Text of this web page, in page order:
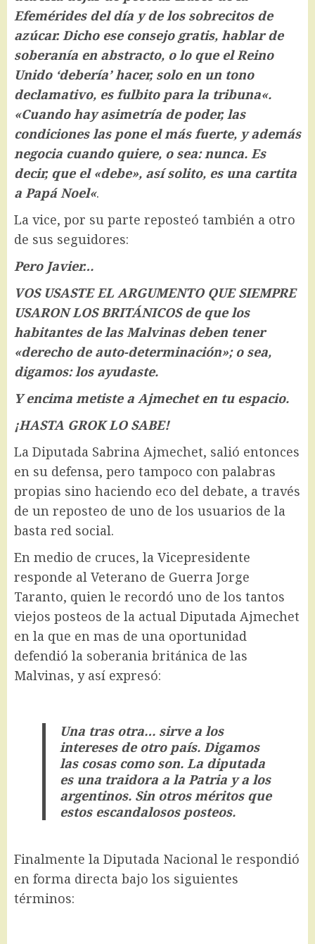
Efemérides del día y de los sobrecitos de
azúcar. Dicho ese consejo gratis, hablar de
soberanía en abstracto, o lo que el Reino
Unido ‘debería’ hacer, solo en un tono
declamativo, es fulbito para la tribuna«.
«Cuando hay asimetría de poder, las
condiciones las pone el más fuerte, y además
negocia cuando quiere, o sea: nunca. Es
decir, que el «debe», así solito, es una cartita
a Papá Noel«.
La vice, por su parte reposteó también a otro
de sus seguidores:
Pero Javier…
VOS USASTE EL ARGUMENTO QUE SIEMPRE
USARON LOS BRITÁNICOS de que los
habitantes de las Malvinas deben tener
«derecho de auto-determinación»; o sea,
digamos: los ayudaste.
Y encima metiste a Ajmechet en tu espacio.
¡HASTA GROK LO SABE!
La Diputada Sabrina Ajmechet, salió entonces
en su defensa, pero tampoco con palabras
propias sino haciendo eco del debate, a través
de un reposteo de uno de los usuarios de la
basta red social.
En medio de cruces, la Vicepresidente
responde al Veterano de Guerra Jorge
Taranto, quien le recordó uno de los tantos
viejos posteos de la actual Diputada Ajmechet
en la que en mas de una oportunidad
defendió la soberania británica de las
Malvinas, y así expresó:
Una tras otra… sirve a los
intereses de otro país. Digamos
las cosas como son. La diputada
es una traidora a la Patria y a los
argentinos. Sin otros méritos que
estos escandalosos posteos.
Finalmente la Diputada Nacional le respondió
en forma directa bajo los siguientes
términos: